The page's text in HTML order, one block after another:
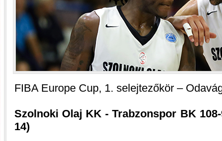
FIBA Europe Cup, 1. selejtezőkör –
Szolnoki Olaj KK - Trabzonspor BK 108-
14)